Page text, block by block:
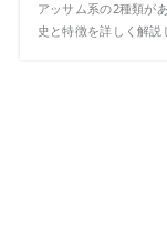
アッサム系の2種類が
史と特徴を詳しく解説